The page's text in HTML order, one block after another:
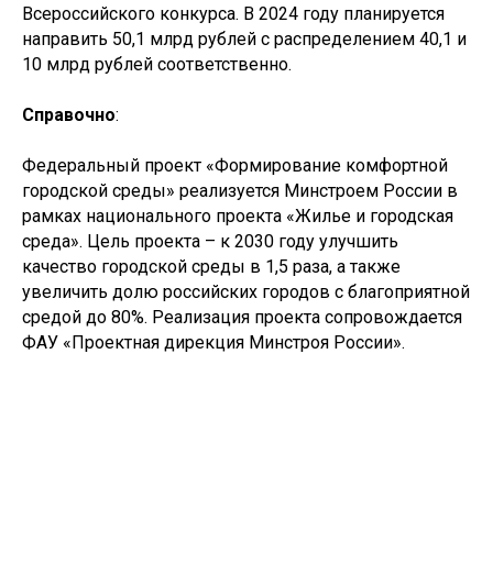
Всероссийского конкурса. В 2024 году планируется
направить 50,1 млрд рублей с распределением 40,1 и
10 млрд рублей соответственно.
Справочно:
Федеральный проект «Формирование комфортной
городской среды» реализуется Минстроем России в
рамках национального проекта «Жилье и городская
среда». Цель проекта – к 2030 году улучшить
качество городской среды в 1,5 раза, а также
увеличить долю российских городов с благоприятной
средой до 80%. Реализация проекта сопровождается
ФАУ «Проектная дирекция Минстроя России».